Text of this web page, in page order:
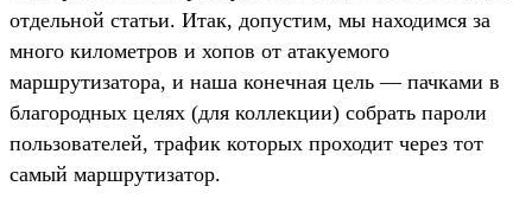
отдельной статьи. Итак, допустим, мы находимся за
много километров и хопов от атакуемого
маршрутизатора, и наша конечная цель — пачками в
благородных целях (для коллекции) собрать пароли
пользователей, трафик которых проходит через тот
самый маршрутизатор.